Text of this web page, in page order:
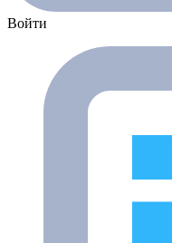
Войти